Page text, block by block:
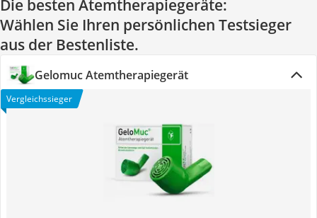
Die besten Atemtherapiegeräte:
Wählen Sie Ihren persönlichen Testsieger
aus der Bestenliste.
Gelomuc Atemtherapiegerät
Vergleichssieger